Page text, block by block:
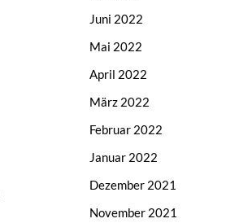
Juni 2022
Mai 2022
April 2022
März 2022
Februar 2022
Januar 2022
Dezember 2021
November 2021